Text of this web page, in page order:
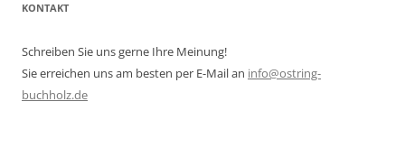
KONTAKT
Schreiben Sie uns gerne Ihre Meinung!
Sie erreichen uns am besten per E-Mail an info@ostring-
buchholz.de